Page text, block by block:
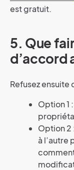
est gratuit.
5. Que
d’accord
Refusez
Option 1
Option 2
à l’autre